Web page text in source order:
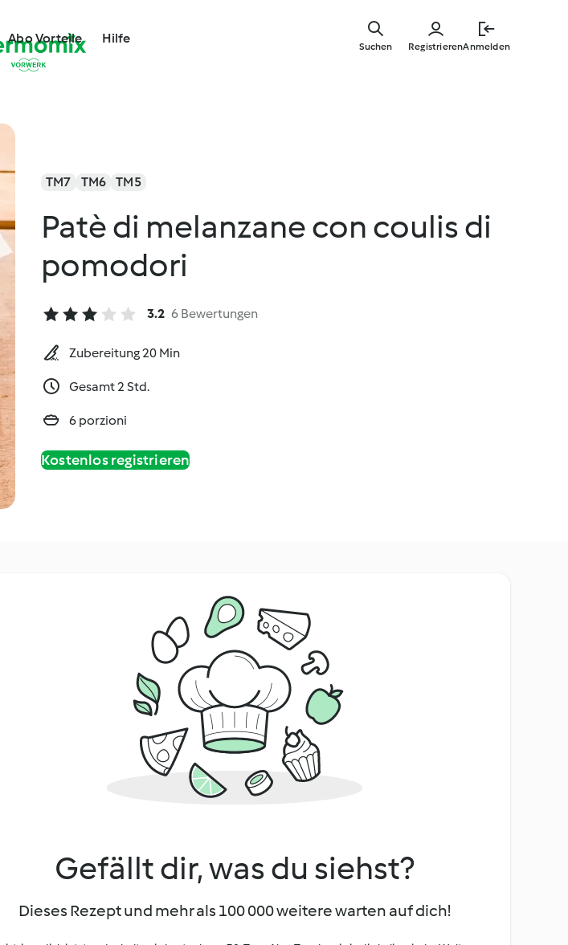
Abo Vorteile Hilfe
RegistrierenAnmelden
Suchen
TM7 TM6 TM5
Patè di melanzane con coulis di
pomodori
3.2 6 Bewertungen
Zubereitung 20 Min
Gesamt 2 Std.
6 porzioni
Kostenlos registrieren
Gefällt dir, was du siehst?
Dieses Rezept und mehr als 100 000 weitere warten auf dich!